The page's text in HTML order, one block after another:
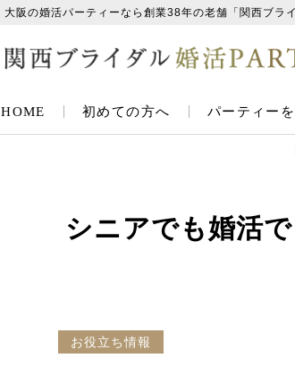
大阪の婚活パーティーなら創業38年の老舗「関西ブライ
HOME 初めての方へ パーティー
シニアでも婚活
お役立ち情報